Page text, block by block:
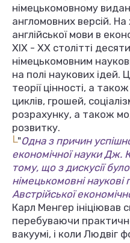
німецькомовному
англомовних версій.
англійської мови в
ХІХ - ХХ столітті
німецькомовним
на полі наукових ідей.
теорії цінності, а
циклів, грошей,
розрахунку, а також
розвитку.
L"Одна з причин
економічної науки Дж.
тому, що з дискусії
німецькомовні наукові
Австрійської
Карл Менгер ініціював
перебуваючи
вакуумі, і коли Людвіг